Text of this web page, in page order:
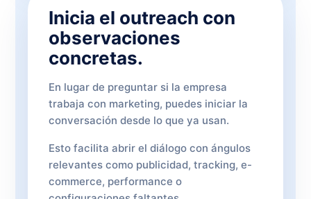
Inicia el outreach con
observaciones
concretas.
En lugar de preguntar si la empresa
trabaja con marketing, puedes iniciar la
conversación desde lo que ya usan.
Esto facilita abrir el diálogo con ángulos
relevantes como publicidad, tracking, e-
commerce, performance o